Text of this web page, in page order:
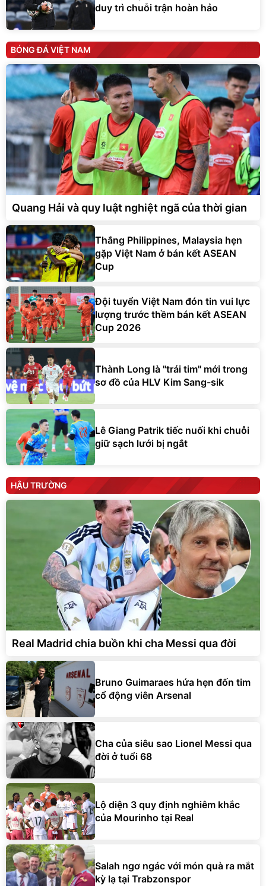
duy trì chuỗi trận hoàn hảo
BÓNG ĐÁ VIỆT NAM
Quang Hải và quy luật nghiệt ngã của thời gian
Thắng Philippines, Malaysia hẹn
gặp Việt Nam ở bán kết ASEAN
Cup
Đội tuyển Việt Nam đón tin vui lực
lượng trước thềm bán kết ASEAN
Cup 2026
Thành Long là "trái tim" mới trong
sơ đồ của HLV Kim Sang-sik
Lê Giang Patrik tiếc nuối khi chuỗi
giữ sạch lưới bị ngắt
HẬU TRƯỜNG
Real Madrid chia buồn khi cha Messi qua đời
Bruno Guimaraes hứa hẹn đốn tim
cổ động viên Arsenal
Cha của siêu sao Lionel Messi qua
đời ở tuổi 68
Lộ diện 3 quy định nghiêm khắc
của Mourinho tại Real
Salah ngơ ngác với món quà ra mắt
kỳ lạ tại Trabzonspor